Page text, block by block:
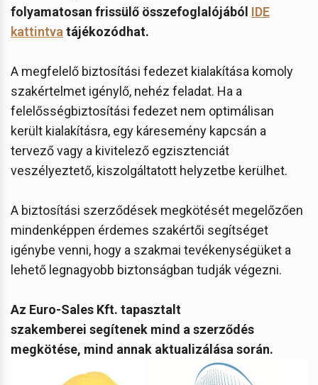
folyamatosan frissülő összefoglalójából IDE
kattintva tájékozódhat.
A megfelelő biztosítási fedezet kialakítása komoly
szakértelmet igénylő, nehéz feladat. Ha a
felelősségbiztosítási fedezet nem optimálisan
került kialakításra, egy káresemény kapcsán a
tervező vagy a kivitelező egzisztenciát
veszélyeztető, kiszolgáltatott helyzetbe kerülhet.
A biztosítási szerződések megkötését megelőzően
mindenképpen érdemes szakértői segítséget
igénybe venni, hogy a szakmai tevékenységüket a
lehető legnagyobb biztonságban tudják végezni.
Az Euro-Sales Kft. tapasztalt
szakemberei segítenek mind a szerződés
megkötése, mind annak aktualizálása során.